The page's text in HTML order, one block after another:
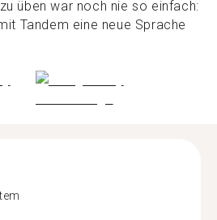
üben war noch nie so einfach:
Tandem eine neue Sprache